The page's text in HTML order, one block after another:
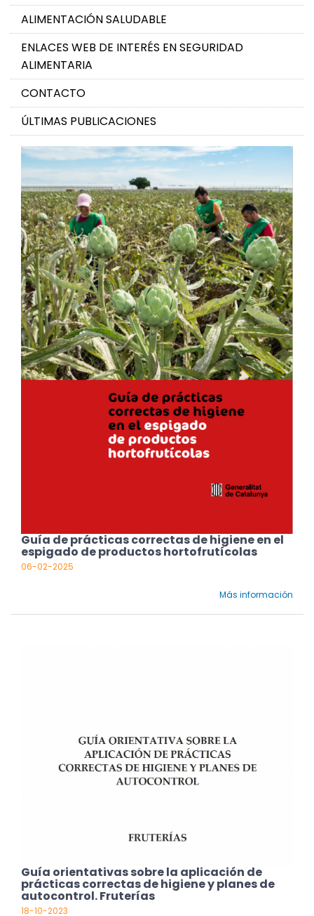
ALIMENTACIÓN SALUDABLE
ENLACES WEB DE INTERÉS EN SEGURIDAD
ALIMENTARIA
CONTACTO
ÚLTIMAS PUBLICACIONES
Guía de prácticas correctas de higiene en el
espigado de productos hortofrutícolas
06-02-2025
Más información
Guía orientativas sobre la aplicación de
prácticas correctas de higiene y planes de
autocontrol. Fruterías
18-10-2023